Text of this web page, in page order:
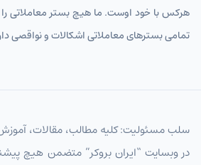
هرکس با خود اوست. ما هیچ بستر معاملاتی را
تمامی بسترهای معاملاتی اشکالات و نواقصی
سلب مسئولیت: کلیه مطالب، مقالات،
در وبسایت “ایران بروکر” متضمن هیچ